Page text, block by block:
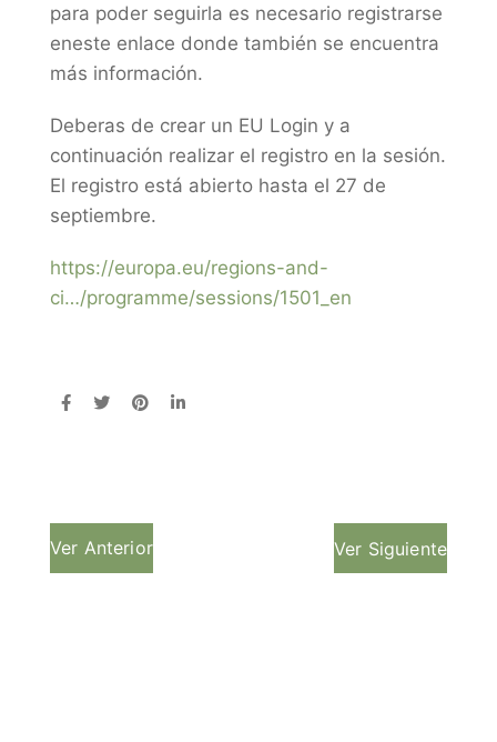
para poder seguirla es necesario registrarse
eneste enlace donde también se encuentra
más información.
Deberas de crear un EU Login y a
continuación realizar el registro en la sesión.
El registro está abierto hasta el 27 de
septiembre.
https://europa.eu/regions-and-
ci…/programme/sessions/1501_en
Ver Anterior Ver Siguiente